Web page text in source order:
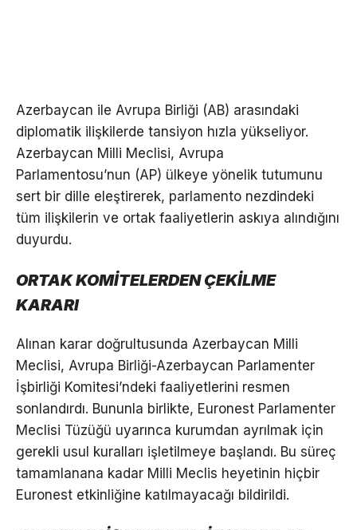
Azerbaycan ile Avrupa Birliği (AB) arasındaki
diplomatik ilişkilerde tansiyon hızla yükseliyor.
Azerbaycan Milli Meclisi, Avrupa
Parlamentosu’nun (AP) ülkeye yönelik tutumunu
sert bir dille eleştirerek, parlamento nezdindeki
tüm ilişkilerin ve ortak faaliyetlerin askıya alındığını
duyurdu.
ORTAK KOMİTELERDEN ÇEKİLME
KARARI
Alınan karar doğrultusunda Azerbaycan Milli
Meclisi, Avrupa Birliği-Azerbaycan Parlamenter
İşbirliği Komitesi’ndeki faaliyetlerini resmen
sonlandırdı. Bununla birlikte, Euronest Parlamenter
Meclisi Tüzüğü uyarınca kurumdan ayrılmak için
gerekli usul kuralları işletilmeye başlandı. Bu süreç
tamamlanana kadar Milli Meclis heyetinin hiçbir
Euronest etkinliğine katılmayacağı bildirildi.